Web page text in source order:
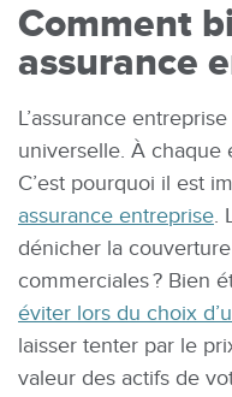
Comment
assurance
L’assurance
universelle. À chaque
C’est pourquoi il est
assurance entreprise.
dénicher la
commerciales ? Bien
éviter lors du choix
laisser tenter par le
valeur des actifs de